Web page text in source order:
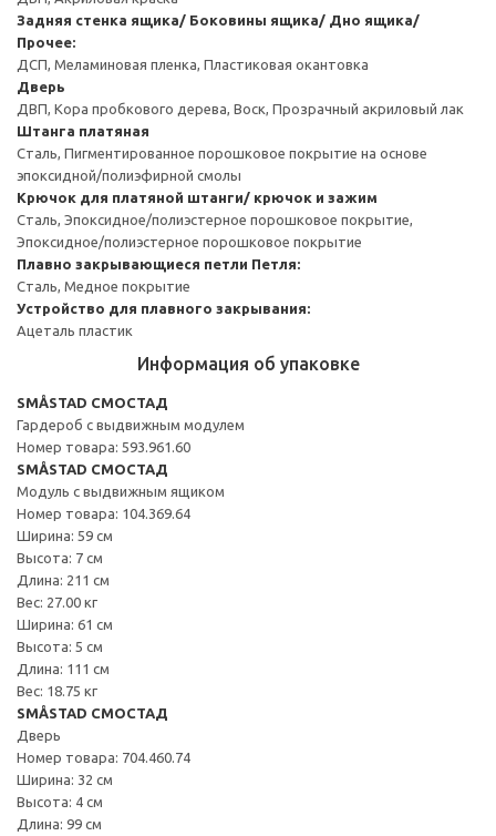
Задняя стенка ящика/ Боковины ящика/ Дно ящика/
Прочее:
ДСП, Меламиновая пленка, Пластиковая окантовка
Дверь
ДВП, Кора пробкового дерева, Воск, Прозрачный акриловый лак
Штанга платяная
Сталь, Пигментированное порошковое покрытие на основе
эпоксидной/полиэфирной смолы
Крючок для платяной штанги/ крючок и зажим
Сталь, Эпоксидное/полиэстерное порошковое покрытие,
Эпоксидное/полиэстерное порошковое покрытие
Плавно закрывающиеся петли Петля:
Сталь, Медное покрытие
Устройство для плавного закрывания:
Ацеталь пластик
Информация об упаковке
SMÅSTAD СМОСТАД
Гардероб с выдвижным модулем
Номер товара: 593.961.60
SMÅSTAD СМОСТАД
Модуль с выдвижным ящиком
Номер товара: 104.369.64
Ширина: 59 см
Высота: 7 см
Длина: 211 см
Вес: 27.00 кг
Ширина: 61 см
Высота: 5 см
Длина: 111 см
Вес: 18.75 кг
SMÅSTAD СМОСТАД
Дверь
Номер товара: 704.460.74
Ширина: 32 см
Высота: 4 см
Длина: 99 см